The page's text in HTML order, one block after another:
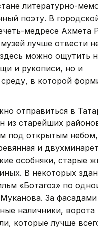
литературно-
поэту. В
медресе Ахмета
лучше отвести
можно ощутить
и рукописи, но и
в которой
отправиться в
из старейших
под открытым небом,
и
особняки, старые
В некоторых
«Ботагоз» по
За фасадами
наличники, ворота
которые лучше